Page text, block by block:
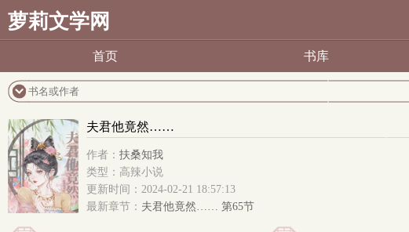
萝莉文学网
首页 书库
夫君他竟然……
作者： 扶桑知我
类型：高辣小说
更新时间：2024-02-21 18:57:13
最新章节： 夫君他竟然…… 第65节